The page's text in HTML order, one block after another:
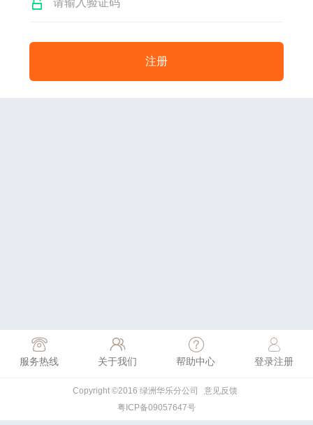
注册
服务热线 关于我们 帮助中心 登录注册
Copyright ©2016 绿洲华乐分公司
意见反馈
粤ICP备09057647号